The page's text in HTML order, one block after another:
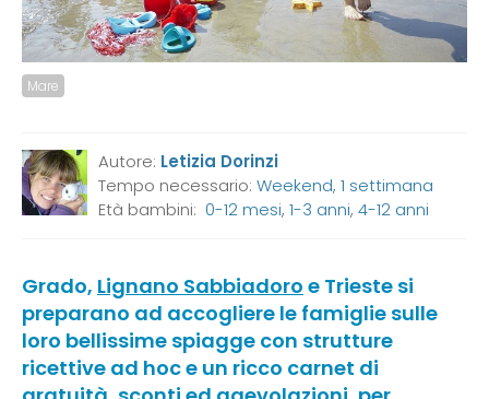
Mare
Autore: Letizia Dorinzi
Tempo necessario: Weekend, 1 settimana
Età bambini: 0-12 mesi, 1-3 anni, 4-12 anni
Grado, Lignano Sabbiadoro e Trieste si
preparano ad accogliere le famiglie sulle
loro bellissime spiagge con strutture
ricettive ad hoc e un ricco carnet di